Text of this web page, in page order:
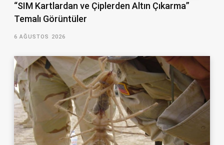
“SIM Kartlardan ve Çiplerden Altın Çıkarma”
Temalı Görüntüler
6 AĞUSTOS 2026